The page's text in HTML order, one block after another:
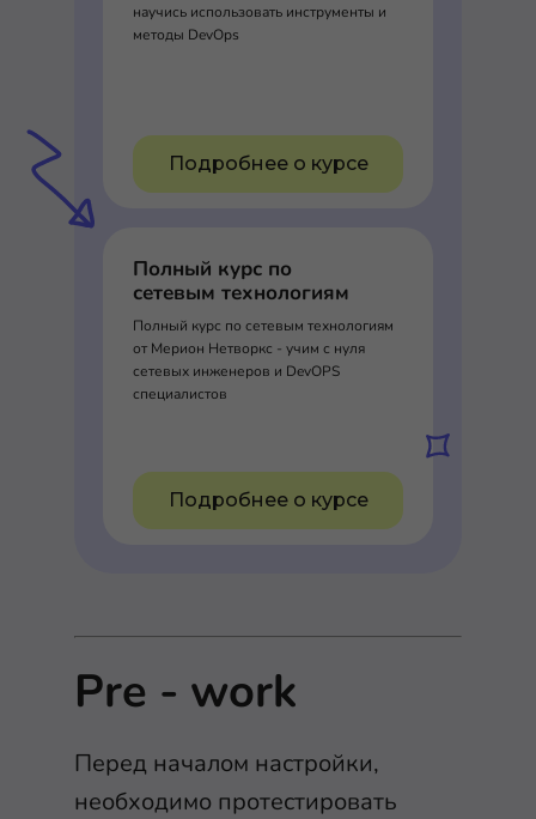
научись использовать инструменты и
методы DevOps
Подробнее о курсе
Полный курс по
сетевым технологиям
Полный курс по сетевым технологиям
от Мерион Нетворкс - учим с нуля
сетевых инженеров и DevOPS
специалистов
Подробнее о курсе
Pre - work
Перед началом настройки,
необходимо протестировать